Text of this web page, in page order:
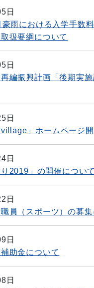
日
雨における入学手数
扱要綱について
日
編振興計画「後期実
日
village」ホームページ
日
り2019」の開催について
日
員（スポーツ）の募集
日
助金について
日